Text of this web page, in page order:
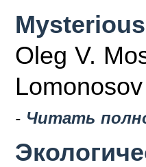
Oleg V.
- Читать